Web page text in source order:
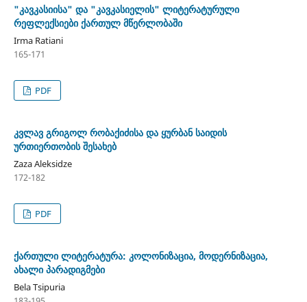
"კავკასიისა" და "კავკასიელის" ლიტერატურული
რეფლექსიები ქართულ მწერლობაში
Irma Ratiani
165-171
PDF
კვლავ გრიგოლ რობაქიძისა და ყურბან საიდის
ურთიერთობის შესახებ
Zaza Aleksidze
172-182
PDF
ქართული ლიტერატურა: კოლონიზაცია, მოდერნიზაცია,
ახალი პარადიგმები
Bela Tsipuria